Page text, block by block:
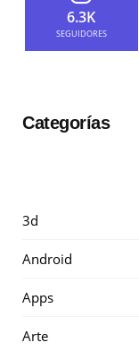
6.3K
SEGUIDORES
Categorías
3d
Android
Apps
Arte